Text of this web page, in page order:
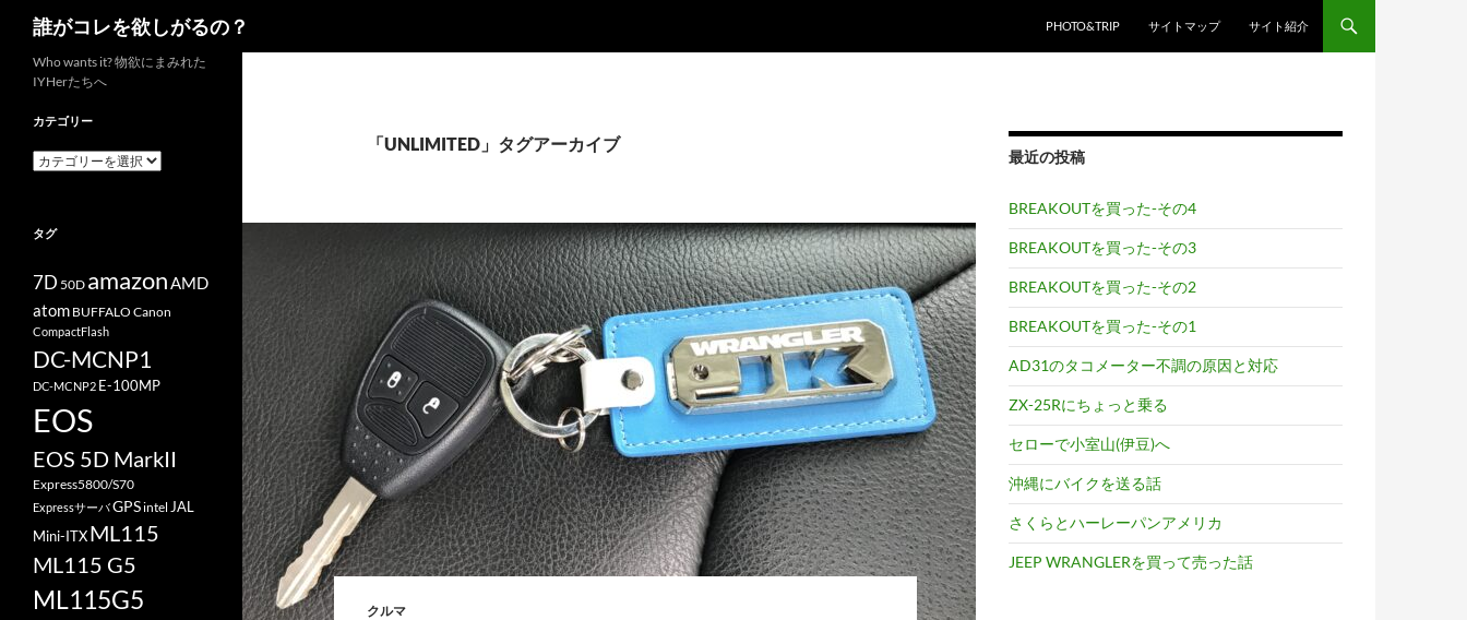
誰がコレを欲しがるの？ PHOTO&TRIP サイトマップ サイト紹介
「UNLIMITED」タグアーカイブ
クルマ
最近の投稿
BREAKOUTを買った-その4
BREAKOUTを買った-その3
BREAKOUTを買った-その2
BREAKOUTを買った-その1
AD31のタコメーター不調の原因と対応
ZX-25Rにちょっと乗る
セローで小室山(伊豆)へ
沖縄にバイクを送る話
さくらとハーレーパンアメリカ
JEEP WRANGLERを買って売った話
Who wants it? 物欲にまみれた
IYHerたちへ
カテゴリー
カ
ー
タグ
7D 50D amazonAMD
atom BUFFALO Canon
CompactFlash
DC-MCNP1
DC-MCNP2 E-100MP
EOS
EOS 5D MarkII
Express5800/S70
ExpressサーバGPSintel JAL
Mini-ITXML115
ML115 G5
ML115G5